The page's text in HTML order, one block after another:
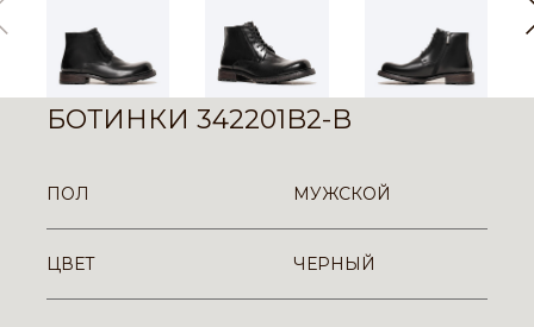
БОТИНКИ 342201B2-B
ПОЛ МУЖСКОЙ
ЦВЕТ ЧЕРНЫЙ